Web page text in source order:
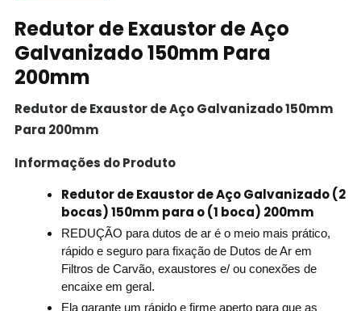
Redutor de Exaustor de Aço
Galvanizado 150mm Para
200mm
Redutor de Exaustor de Aço Galvanizado 150mm
Para 200mm
Informações do Produto
Redutor de Exaustor de Aço Galvanizado (2
bocas) 150mm para o (1 boca) 200mm
REDUÇÃO para dutos de ar é o meio mais prático,
rápido e seguro para fixação de Dutos de Ar em
Filtros de Carvão, exaustores e/ ou conexões de
encaixe em geral.
Ela garante um rápido e firme aperto para que as